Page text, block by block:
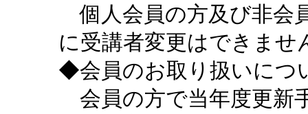
個人会員の方及び非会
に受講者変更はできませ
◆会員のお取り扱いにつ
会員の方で当年度更新